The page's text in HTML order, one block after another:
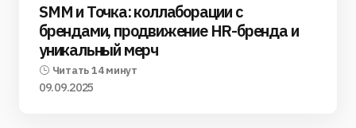
SMM и Точка: коллаборации с
брендами, продвижение HR-бренда и
уникальный мерч
Читать 14 минут
09.09.2025